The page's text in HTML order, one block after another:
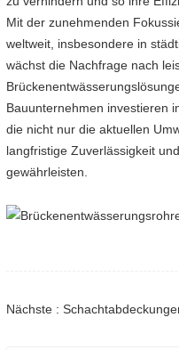
Mit der zunehmenden
weltweit, insbesondere in
wächst die Nachfrage nach
Bauunternehmen investieren
die nicht nur die aktuellen
langfristige Zuverlässigkeit
gewährleisten.